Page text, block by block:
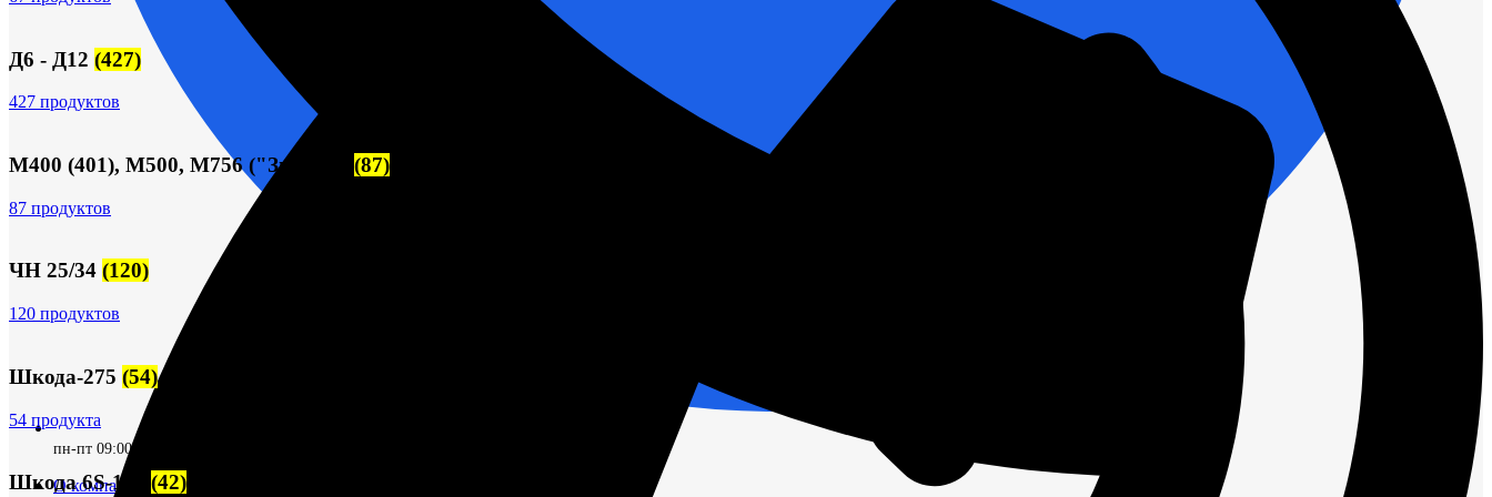
пн-пт 09:00–17:00 (UTC+6)
О компании
Д6 - Д12 (427)
427 продуктов
М400 (401), М500, М756 ("Звезда") (87)
87 продуктов
ЧН 25/34 (120)
120 продуктов
Шкода-275 (54)
54 продукта
Шкода 6S-160 (42)